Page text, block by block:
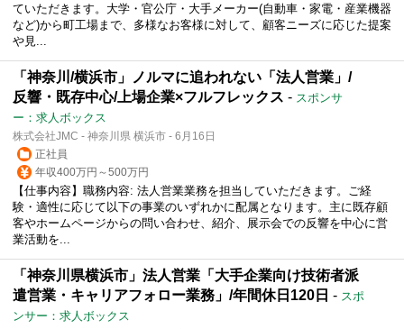
ていただきます。大学・官公庁・大手メーカー(自動車・家電・産業機器
など)から町工場まで、多様なお客様に対して、顧客ニーズに応じた提案
や見...
「神奈川/横浜市」ノルマに追われない「法人営業」/
反響・既存中心/上場企業×フルフレックス - スポンサ
ー：求人ボックス
株式会社JMC - 神奈川県 横浜市 - 6月16日
正社員
年収400万円～500万円
【仕事内容】職務内容: 法人営業業務を担当していただきます。ご経
験・適性に応じて以下の事業のいずれかに配属となります。主に既存顧
客やホームページからの問い合わせ、紹介、展示会での反響を中心に営
業活動を...
「神奈川県横浜市」法人営業「大手企業向け技術者派
遣営業・キャリアフォロー業務」/年間休日120日 - スポ
ンサー：求人ボックス